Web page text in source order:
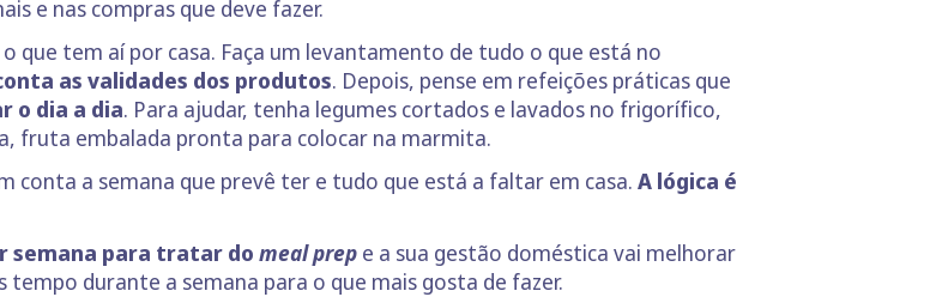
e nas compras que deve fazer.
que tem aí por casa. Faça um levantamento de tudo o que está no
as validades dos produtos. Depois, pense em refeições práticas que
o dia a dia. Para ajudar, tenha legumes cortados e lavados no frigorífico,
fruta embalada pronta para colocar na marmita.
conta a semana que prevê ter e tudo que está a faltar em casa. A lógica é
semana para tratar do meal prep e a sua gestão doméstica vai melhorar
durante a semana para o que mais gosta de fazer.